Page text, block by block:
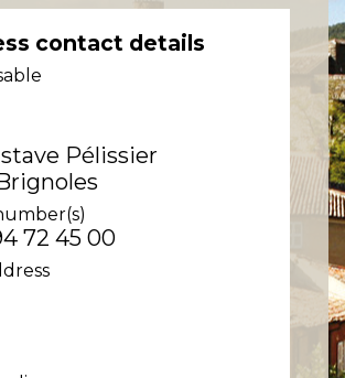
contact details
Pélissier
72 45 00